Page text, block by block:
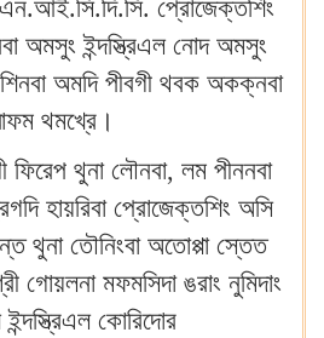
প্রোজেক্তশিং
অমসুং ইন্দস্ত্রিএল নোদ অমসুং
অমদি পীবগী থবক অকক্নবা
থমখ্রে‍।
থুনা লৌনবা, লম পীননবা
হায়রিবা প্রোজেক্তশিং অসি
থুনা তৌনিংবা অতোপ্পা স্তেত
গোয়লনা মফমসিদা ঙরাং নুমিদাং
কোরিদোর